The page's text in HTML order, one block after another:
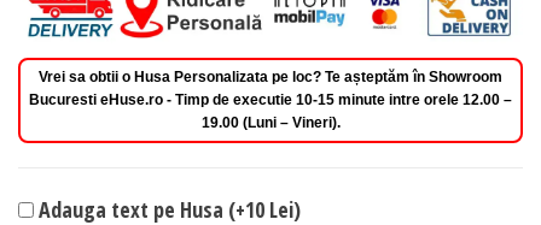
Vrei sa obtii o Husa Personalizata pe loc? Te așteptăm în Showroom
Bucuresti eHuse.ro - Timp de executie 10-15 minute intre orele 12.00 –
19.00 (Luni – Vineri).
Adauga text pe Husa (+10 Lei)